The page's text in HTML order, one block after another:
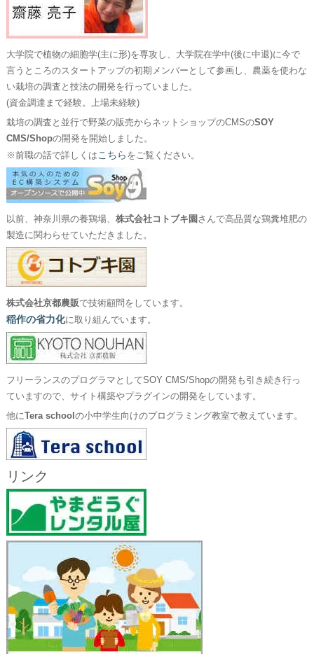
大学院で植物の細胞学(主に形)を専攻し、大学院在学中(後に中退)に今で
言うところのスタートアップの初期メンバーとして参画し、農薬を使わな
い栽培の調査と技法の開発を行っていました。
(資金調達まで経験。上場未経験)
栽培の調査と並行で野菜の販売からネットショップのCMSのSOY
CMS/Shopの開発を開始しました。
※前職の話で詳しくはこちら をご覧ください。
以前、神奈川県の養鶏場、 株式会社コトブキ園 さんで高品質な鶏糞堆肥の
製造に関わらせていただきました。
株式会社京都農販で技術顧問をしています。
稲作の省力化に取り組んでいます。
フリーランスのプログラマとしてSOY CMS/Shopの開発も引き続き行っ
ていますので、サイト構築やプラグインの開発をしています。
他にTera school の小中学生向けのプログラミング教室で教えています。
リンク